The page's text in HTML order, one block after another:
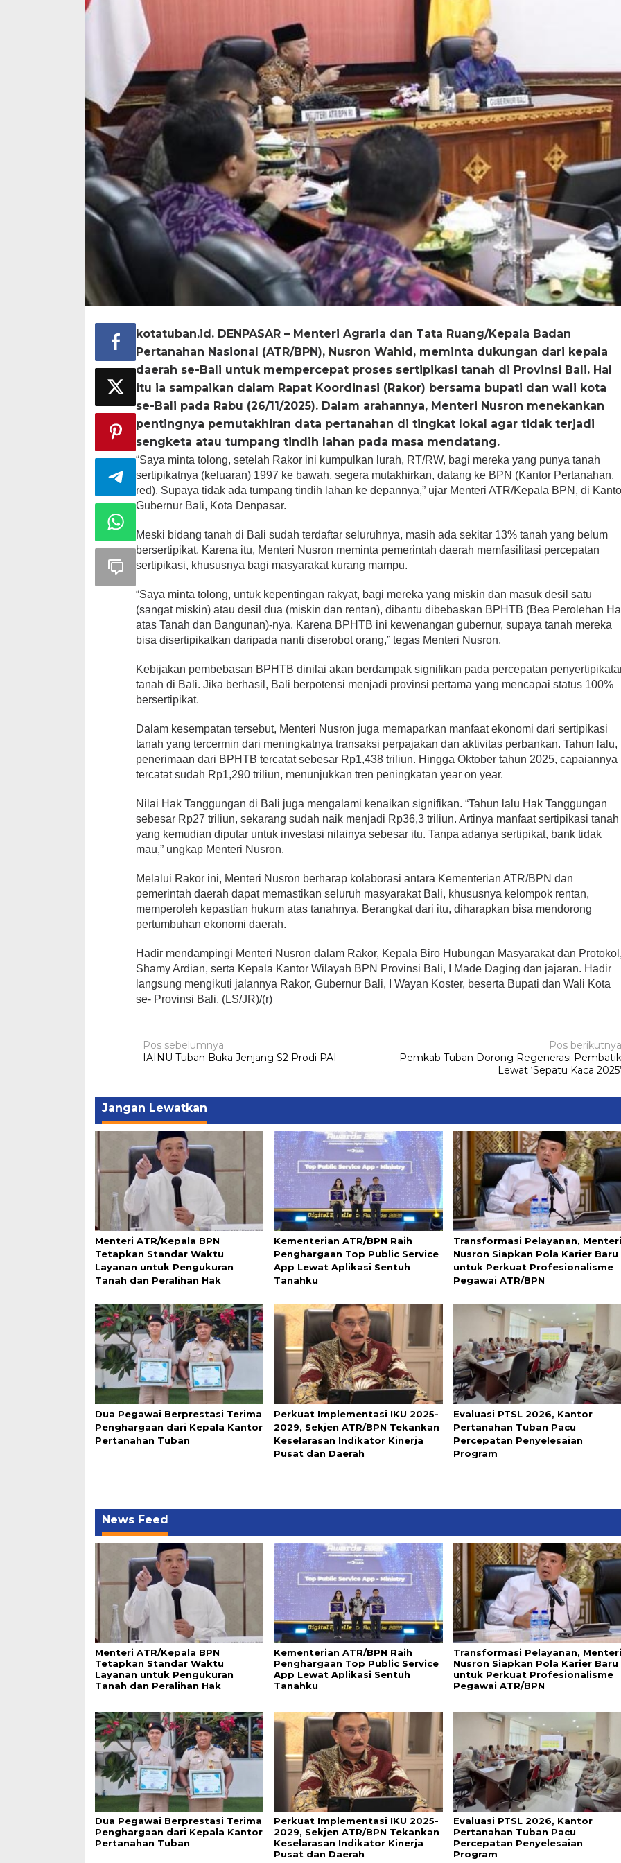
kotatuban.id. DENPASAR – Menteri Agraria dan Tata Ruang/Kepala Badan
Pertanahan Nasional (ATR/BPN), Nusron Wahid, meminta dukungan dari kepala
daerah se-Bali untuk mempercepat proses sertipikasi tanah di Provinsi Bali. Hal
itu ia sampaikan dalam Rapat Koordinasi (Rakor) bersama bupati dan wali kota
se-Bali pada Rabu (26/11/2025). Dalam arahannya, Menteri Nusron menekankan
pentingnya pemutakhiran data pertanahan di tingkat lokal agar tidak terjadi
sengketa atau tumpang tindih lahan pada masa mendatang.
“Saya minta tolong, setelah Rakor ini kumpulkan lurah, RT/RW, bagi mereka yang punya tanah
sertipikatnya (keluaran) 1997 ke bawah, segera mutakhirkan, datang ke BPN (Kantor Pertanahan,
red). Supaya tidak ada tumpang tindih lahan ke depannya,” ujar Menteri ATR/Kepala BPN, di
Gubernur Bali, Kota Denpasar.
Meski bidang tanah di Bali sudah terdaftar seluruhnya, masih ada sekitar 13% tanah yang belum
bersertipikat. Karena itu, Menteri Nusron meminta pemerintah daerah memfasilitasi percepatan
sertipikasi, khususnya bagi masyarakat kurang mampu.
“Saya minta tolong, untuk kepentingan rakyat, bagi mereka yang miskin dan masuk desil satu
(sangat miskin) atau desil dua (miskin dan rentan), dibantu dibebaskan BPHTB (Bea Perolehan
atas Tanah dan Bangunan)-nya. Karena BPHTB ini kewenangan gubernur, supaya tanah mereka
bisa disertipikatkan daripada nanti diserobot orang,” tegas Menteri Nusron.
Kebijakan pembebasan BPHTB dinilai akan berdampak signifikan pada percepatan
tanah di Bali. Jika berhasil, Bali berpotensi menjadi provinsi pertama yang mencapai status 100%
bersertipikat.
Dalam kesempatan tersebut, Menteri Nusron juga memaparkan manfaat ekonomi dari sertipikasi
tanah yang tercermin dari meningkatnya transaksi perpajakan dan aktivitas perbankan. Tahun lalu,
penerimaan dari BPHTB tercatat sebesar Rp1,438 triliun. Hingga Oktober tahun 2025, capaiannya
tercatat sudah Rp1,290 triliun, menunjukkan tren peningkatan year on year.
Nilai Hak Tanggungan di Bali juga mengalami kenaikan signifikan. “Tahun lalu Hak Tanggungan
sebesar Rp27 triliun, sekarang sudah naik menjadi Rp36,3 triliun. Artinya manfaat sertipikasi tanah
yang kemudian diputar untuk investasi nilainya sebesar itu. Tanpa adanya sertipikat, bank tidak
mau,” ungkap Menteri Nusron.
Melalui Rakor ini, Menteri Nusron berharap kolaborasi antara Kementerian ATR/BPN dan
pemerintah daerah dapat memastikan seluruh masyarakat Bali, khususnya kelompok rentan,
memperoleh kepastian hukum atas tanahnya. Berangkat dari itu, diharapkan bisa mendorong
pertumbuhan ekonomi daerah.
Hadir mendampingi Menteri Nusron dalam Rakor, Kepala Biro Hubungan Masyarakat dan
Shamy Ardian, serta Kepala Kantor Wilayah BPN Provinsi Bali, I Made Daging dan jajaran. Hadir
langsung mengikuti jalannya Rakor, Gubernur Bali, I Wayan Koster, beserta Bupati dan Wali Kota
se- Provinsi Bali. (LS/JR)/(r)
Navigasi
pos
Pos sebelumnya
IAINU Tuban Buka Jenjang S2 Prodi PAI
Pos berikutnya
Pemkab Tuban Dorong Regenerasi Pembatik
Lewat ‘Sepatu Kaca 2025’
Jangan Lewatkan
Menteri ATR/Kepala BPN
Tetapkan Standar Waktu
Layanan untuk Pengukuran
Tanah dan Peralihan Hak
Kementerian ATR/BPN Raih
Penghargaan Top Public Service
App Lewat Aplikasi Sentuh
Tanahku
Transformasi Pelayanan, Menteri
Nusron Siapkan Pola Karier Baru
untuk Perkuat Profesionalisme
Pegawai ATR/BPN
Dua Pegawai Berprestasi Terima
Penghargaan dari Kepala Kantor
Pertanahan Tuban
Perkuat Implementasi IKU 2025-
2029, Sekjen ATR/BPN Tekankan
Keselarasan Indikator Kinerja
Pusat dan Daerah
Evaluasi PTSL 2026, Kantor
Pertanahan Tuban Pacu
Percepatan Penyelesaian
Program
News Feed
Menteri ATR/Kepala BPN
Tetapkan Standar Waktu
Layanan untuk Pengukuran
Tanah dan Peralihan Hak
Kementerian ATR/BPN Raih
Penghargaan Top Public Service
App Lewat Aplikasi Sentuh
Tanahku
Transformasi Pelayanan, Menteri
Nusron Siapkan Pola Karier Baru
untuk Perkuat Profesionalisme
Pegawai ATR/BPN
Dua Pegawai Berprestasi Terima
Penghargaan dari Kepala Kantor
Pertanahan Tuban
Perkuat Implementasi IKU 2025-
2029, Sekjen ATR/BPN Tekankan
Keselarasan Indikator Kinerja
Pusat dan Daerah
Evaluasi PTSL 2026, Kantor
Pertanahan Tuban Pacu
Percepatan Penyelesaian
Program